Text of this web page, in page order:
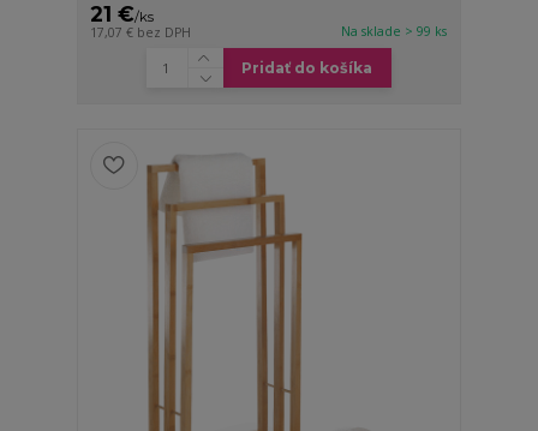
21 €/ks
17,07 € bez DPH Na sklade > 99 ks
Pridať do košíka